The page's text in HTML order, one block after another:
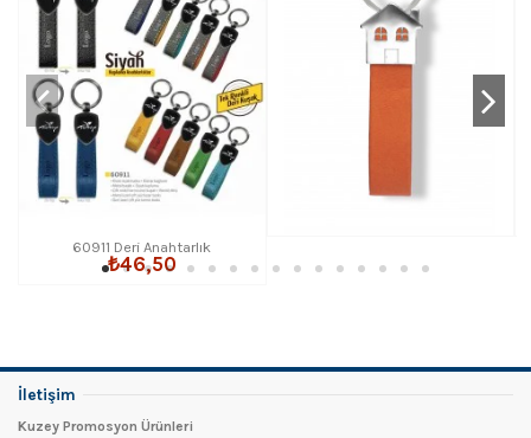
60911 Deri Anahtarlık
₺46,50
İletişim
Kuzey Promosyon Ürünleri